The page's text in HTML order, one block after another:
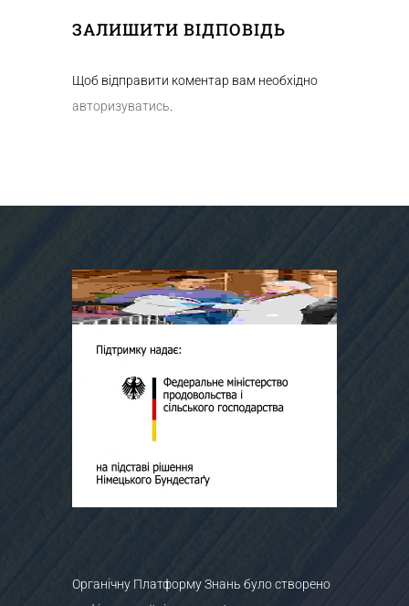
ЗАЛИШИТИ ВІДПОВІДЬ
Щоб відправити коментар вам необхідно
авторизуватись
Органічну Платформу Знань було створено